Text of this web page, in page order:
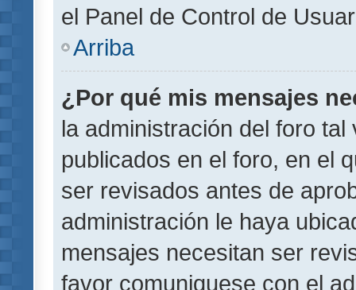
el Panel de Control de
Arriba
¿Por qué mis mensajes
la administración del foro
publicados en el foro, en el
ser revisados antes de
administración le haya
mensajes necesitan ser
favor comuniquese con el